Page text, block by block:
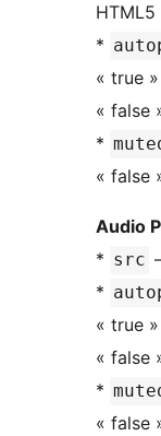
*
« true
« false
*
« false
Audio
* src
*
« true
« false
*
« false